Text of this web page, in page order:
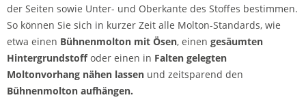
der Seiten sowie Unter- und Oberkante des Stoffes bestimmen.
So können Sie sich in kurzer Zeit alle Molton-Standards, wie
etwa einen Bühnenmolton mit Ösen, einen gesäumten
Hintergrundstoffoder einen in Falten gelegten
Moltonvorhang nähen lassen und zeitsparend den
Bühnenmolton aufhängen.